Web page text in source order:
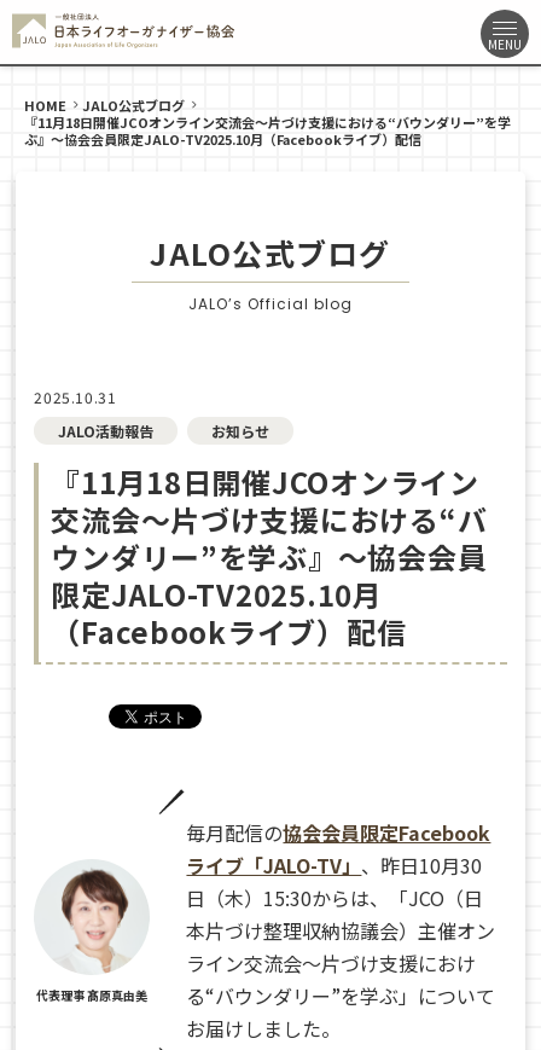
HOME
JALO公式ブログ
『11月18日開催JCOオンライン交流会～片づけ支援における“バウンダリー”を学
ぶ』〜協会会員限定JALO-TV2025.10月（Facebookライブ）配信
JALO公式ブログ
JALO’s Official blog
2025.10.31
JALO活動報告
お知らせ
『11月18日開催JCOオンライン
交流会～片づけ支援における“バ
ウンダリー”を学ぶ』〜協会会員
限定JALO-TV2025.10月
（Facebookライブ）配信
代表理事 髙原真由美
毎月配信の協会会員限定Facebook
ライブ「JALO-TV」 、昨日10月30
日（木）15:30からは、「JCO（日
本片づけ整理収納協議会）主催オン
ライン交流会～片づけ支援におけ
る“バウンダリー”を学ぶ」について
お届けしました。